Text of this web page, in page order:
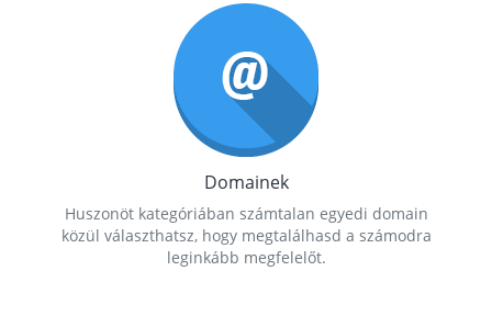
Domainek
Huszonöt kategóriában számtalan egyedi domain
közül választhatsz, hogy megtalálhasd a számodra
leginkább megfelelőt.